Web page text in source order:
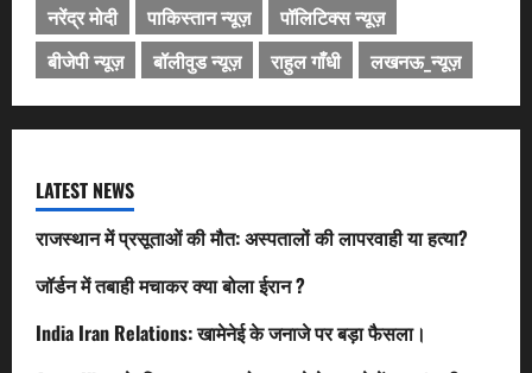
नरेंद्र मोदी
पाकिस्तान न्यूज़
पॉलिटिक्स न्यूज़
बीजेपी न्यूज़
बॉलीवुड न्यूज़ राहुल गाँधी लखनऊ_न्यूज़
LATEST NEWS
राजस्थान में प्रसूताओं की मौत: अस्पतालों की लापरवाही या हत्या?
जॉर्डन में तबाही मचाकर क्या बोला ईरान ?
India Iran Relations: खामेनेई के जनाजे पर बड़ा फैसला।